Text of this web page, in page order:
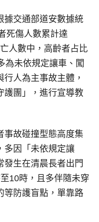
據交通部道安數據統
死傷人數累計達
人數中，高齡者占比
為未依規定讓車、闖
人為主事故主體，
護團」，進行宣導教
事故碰撞型態高度集
多因「未依規定讓
發生在清晨長者出門
10時，且多伴隨未穿
等防護盲點，單靠路